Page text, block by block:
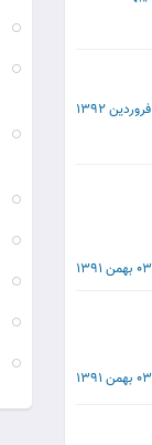
03 بهمن 1391
03 بهمن 1391